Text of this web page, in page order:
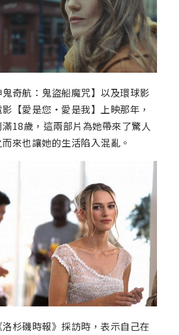
奇航：鬼盜船魔咒】以及環球影
【愛是您‧愛是我】上映那年，
18歲，這兩部片為她帶來了驚人
來也讓她的生活陷入混亂。
杉磯時報》採訪時，表示自己在